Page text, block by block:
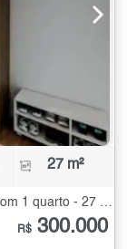
27 m²
R$ 300.000